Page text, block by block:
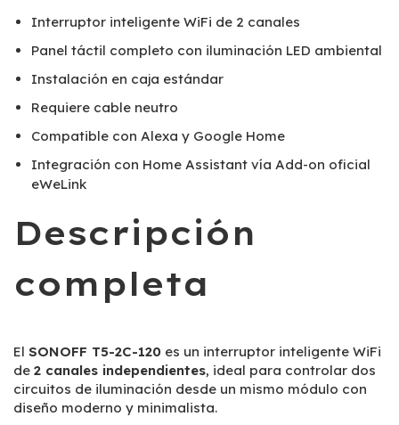
Interruptor inteligente WiFi de 2 canales
Panel táctil completo con iluminación LED ambiental
Instalación en caja estándar
Requiere cable neutro
Compatible con Alexa y Google Home
Integración con Home Assistant vía Add-on oficial
eWeLink
Descripción
completa
El SONOFF T5-2C-120 es un interruptor inteligente WiFi
de 2 canales independientes, ideal para controlar dos
circuitos de iluminación desde un mismo módulo con
diseño moderno y minimalista.